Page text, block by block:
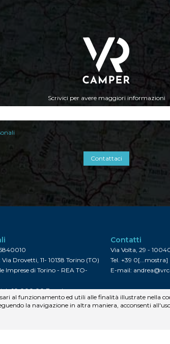
Scrivici per avere maggiori informazioni
Contattaci
Via Drovetti, 11- 10138 Torino (TO)
Imprese di Torino - REA TO-
10.000,00 Euro i.v.
dei dati
Contatti
Via Volta, 29 -
Tel. +39 0[...mostra]
E-mail:
al funzionamento ed utili alle finalità illustrate nella
la navigazione in altra maniera, acconsenti